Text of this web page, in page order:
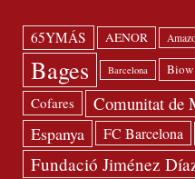
65YMÁS AENOR
Bages Barcelona Biow
Cofares Comunitat de
Espanya FC Barcelona
Fundació Jiménez